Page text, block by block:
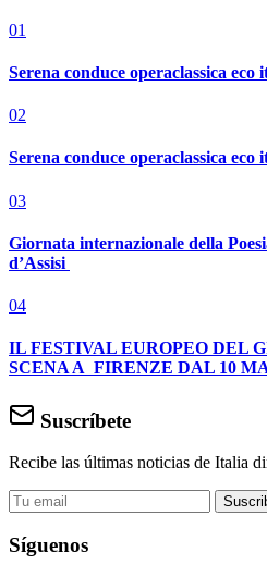
01
Serena conduce operaclassica eco
02
Serena conduce operaclassica eco
03
Giornata internazionale della
d’Assisi
04
IL FESTIVAL EUROPEO DEL
SCENA A FIRENZE DAL 10
Suscríbete
Recibe las últimas noticias de Italia
Síguenos